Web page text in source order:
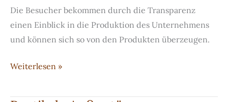
Die Besucher bekommen durch die Transparenz
einen Einblick in die Produktion des Unternehmens
und können sich so von den Produkten überzeugen.
Glastür
Holzrahmen
Weiterlesen »